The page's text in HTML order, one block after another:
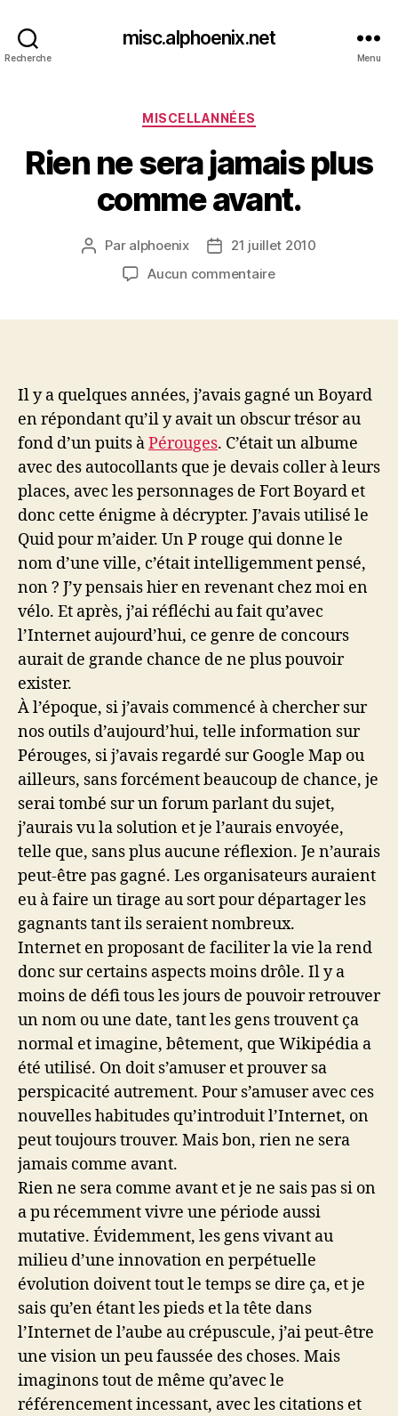
Recherche
misc.alphoenix.net
Menu
Catégories
MISCELLANNÉES
Rien ne sera jamais plus
comme avant.
Auteur
l’article
Par alphoenix
Date21 juillet 2010
Aucun commentairesur
comme
avant.
Il y a quelques années, j’avais gagné un Boyard
en répondant qu’il y avait un obscur trésor au
fond d’un puits àPérouges. C’était un albume
avec des autocollants que je devais coller à leurs
places, avec les personnages de Fort Boyard et
donc cette énigme à décrypter. J’avais utilisé le
Quid pour m’aider. Un P rouge qui donne le
nom d’une ville, c’était intelligemment pensé,
non ? J’y pensais hier en revenant chez moi en
vélo. Et après, j’ai réfléchi au fait qu’avec
l’Internet aujourd’hui, ce genre de concours
aurait de grande chance de ne plus pouvoir
exister.
À l’époque, si j’avais commencé à chercher sur
nos outils d’aujourd’hui, telle information sur
Pérouges, si j’avais regardé sur Google Map ou
ailleurs, sans forcément beaucoup de chance, je
serai tombé sur un forum parlant du sujet,
j’aurais vu la solution et je l’aurais envoyée,
telle que, sans plus aucune réflexion. Je n’aurais
peut-être pas gagné. Les organisateurs auraient
eu à faire un tirage au sort pour départager les
gagnants tant ils seraient nombreux.
Internet en proposant de faciliter la vie la rend
donc sur certains aspects moins drôle. Il y a
moins de défi tous les jours de pouvoir retrouver
un nom ou une date, tant les gens trouvent ça
normal et imagine, bêtement, que Wikipédia a
été utilisé. On doit s’amuser et prouver sa
perspicacité autrement. Pour s’amuser avec ces
nouvelles habitudes qu’introduit l’Internet, on
peut toujours trouver. Mais bon, rien ne sera
jamais comme avant.
Rien ne sera comme avant et je ne sais pas si on
a pu récemment vivre une période aussi
mutative. Évidemment, les gens vivant au
milieu d’une innovation en perpétuelle
évolution doivent tout le temps se dire ça, et je
sais qu’en étant les pieds et la tête dans
l’Internet de l’aube au crépuscule, j’ai peut-être
une vision un peu faussée des choses. Mais
imaginons tout de même qu’avec le
référencement incessant, avec les citations et